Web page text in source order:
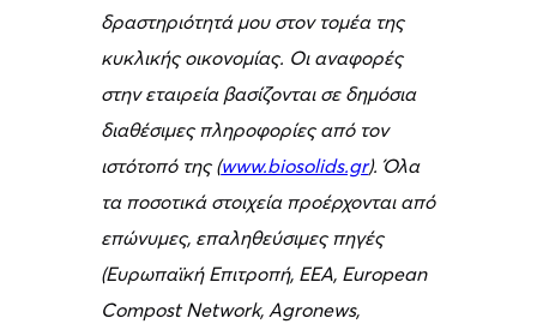
δραστηριότητά μου στον τομέα της
κυκλικής οικονομίας. Οι αναφορές
στην εταιρεία βασίζονται σε δημόσια
διαθέσιμες πληροφορίες από τον
ιστότοπό της (www.biosolids.gr). Όλα
τα ποσοτικά στοιχεία προέρχονται από
επώνυμες, επαληθεύσιμες πηγές
(Ευρωπαϊκή Επιτροπή, EEA, European
Compost Network, Agronews,